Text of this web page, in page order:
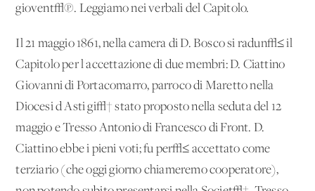
giovent√π. Leggiamo nei verbali del Capitolo.
Il 21 maggio 1861, nella camera di D. Bosco si radun√≤ il
Capitolo per l'accettazione di due membri: D. Ciattino
Giovanni di Portacomarro, parroco di Maretto nella
Diocesi d'Asti gi√† stato proposto nella seduta del 12
maggio e Tresso Antonio di Francesco di Front. D.
Ciattino ebbe i pieni voti; fu per√≤ accettato come
terziario (che oggi giorno chiameremo cooperatore),